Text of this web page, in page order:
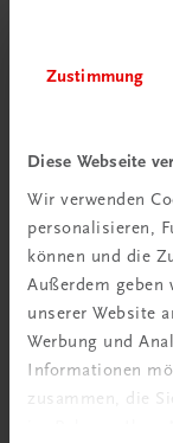
Zustimmung
Diese Webseite
Wir verwenden
personalisieren,
können und die
Außerdem geben
unserer Website
Werbung und
Informationen
zusammen, die